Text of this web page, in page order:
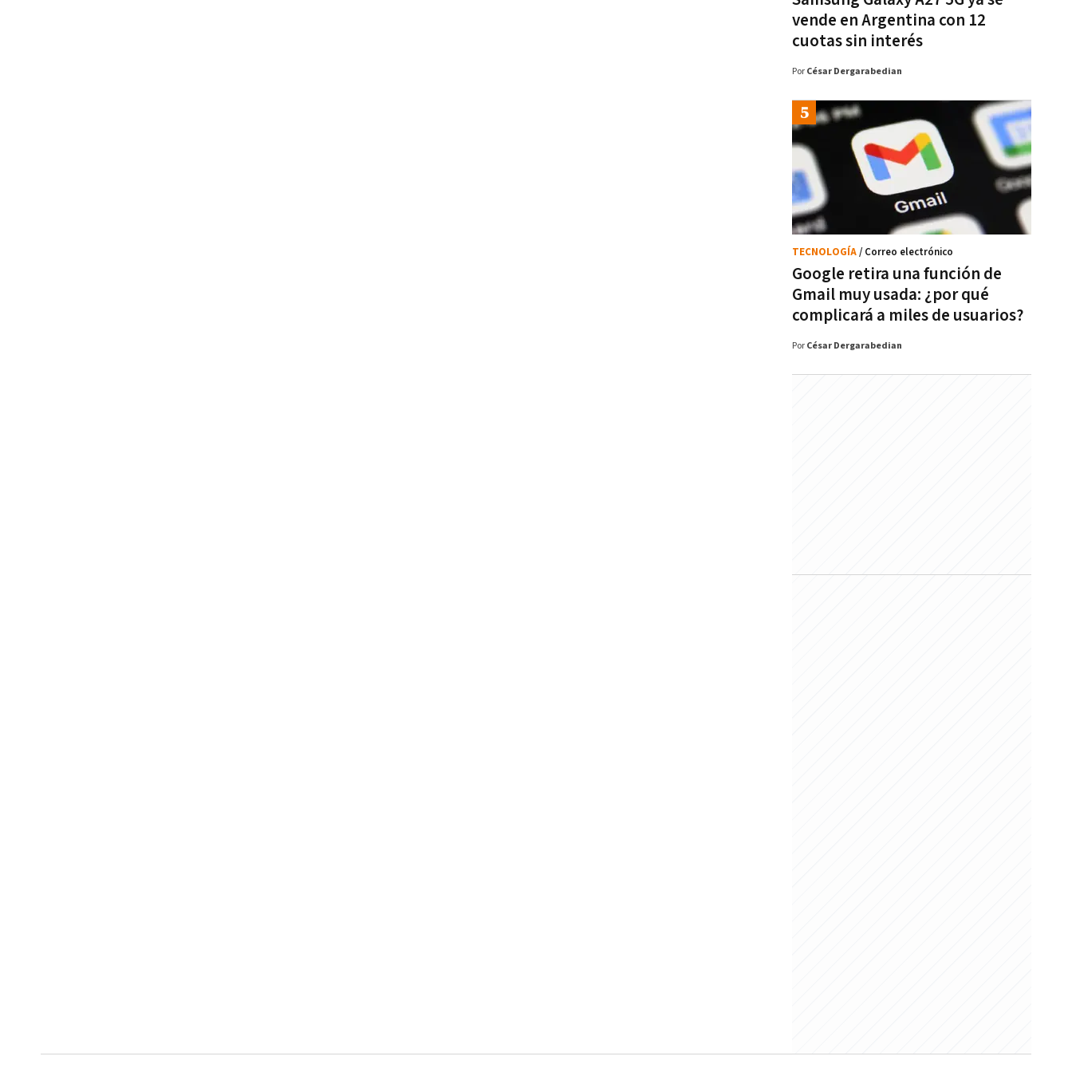
vende en Argentina con 12
cuotas sin interés
Por César Dergarabedian
Google retira una función de
Gmail muy usada: ¿por qué
complicará a miles de usuarios?
TECNOLOGÍA/ Correo electrónico
Por César Dergarabedian